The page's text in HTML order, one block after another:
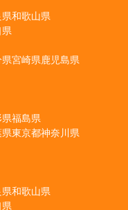
和歌山県
宮崎県鹿児島県
福島県
東京都神奈川県
和歌山県